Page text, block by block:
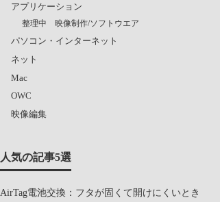
アプリケーション
整理中 映像制作/ソフトウエア
パソコン・インターネット
ネット
Mac
OWC
映像編集
人気の記事5選
AirTag電池交換：フタが固くて開けにくいとき